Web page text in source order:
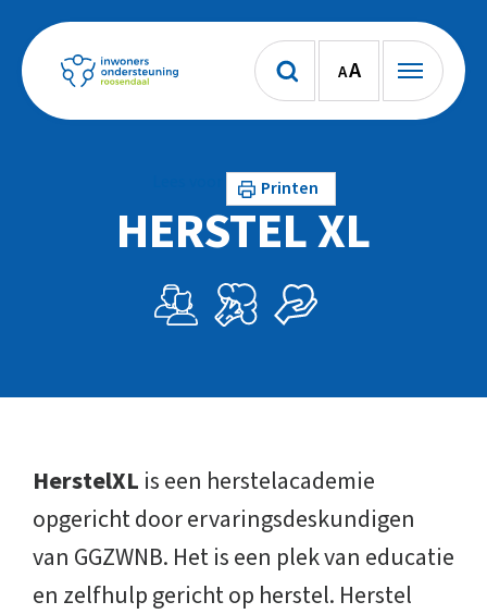
AA
Printen
HERSTEL XL
HerstelXL is een herstelacademie
opgericht door ervaringsdeskundigen
van GGZWNB. Het is een plek van educatie
en zelfhulp gericht op herstel. Herstel